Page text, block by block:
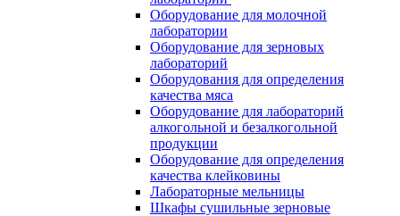
Оборудование для молочной
лаборатории
Оборудование для зерновых
лабораторий
Оборудования для определения
качества мяса
Оборудование для лабораторий
алкогольной и безалкогольной
продукции
Оборудование для определения
качества клейковины
Лабораторные мельницы
Шкафы сушильные зерновые